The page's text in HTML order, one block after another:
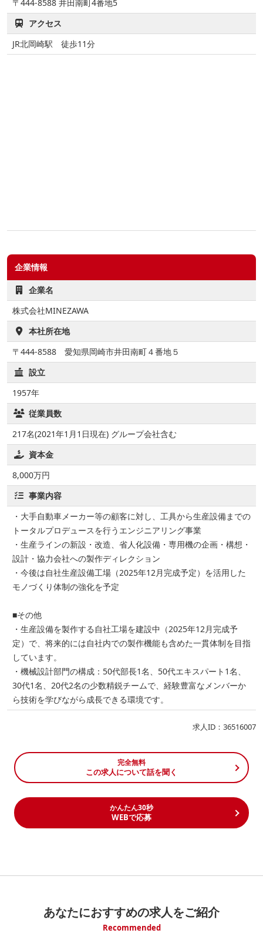
〒444-8588 井田南町4番地5
アクセス
JR北岡崎駅 徒歩11分
企業情報
企業名
株式会社MINEZAWA
本社所在地
〒444-8588 愛知県岡崎市井田南町４番地５
設立
1957年
従業員数
217名(2021年1月1日現在) グループ会社含む
資本金
8,000万円
事業内容
・大手自動車メーカー等の顧客に対し、工具から生産設備までの
トータルプロデュースを行うエンジニアリング事業
・生産ラインの新設・改造、省人化設備・専用機の企画・構想・
設計・協力会社への製作ディレクション
・今後は自社生産設備工場（2025年12月完成予定）を活用した
モノづくり体制の強化を予定
■その他
・生産設備を製作する自社工場を建設中（2025年12月完成予
定）で、将来的には自社内での製作機能も含めた一貫体制を目指
しています。
・機械設計部門の構成：50代部長1名、50代エキスパート1名、
30代1名、20代2名の少数精鋭チームで、経験豊富なメンバーか
ら技術を学びながら成長できる環境です。
求人ID：36516007
完全無料
この求人について話を聞く
かんたん30秒
WEBで応募
あなたにおすすめの求人をご紹介
Recommended